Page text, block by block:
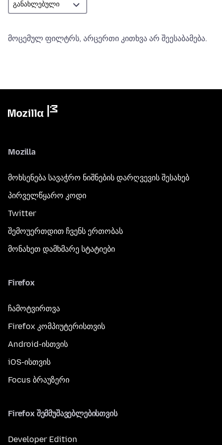
მოცემულ ფილტრს, არცერთი კითხვა არ შეესაბამება.
Mozilla
მოხსენება სავაჭრო ნიშნების დარღვევის შესახებ
პირველწყარო კოდი
Twitter
შემოუერთდით ჩვენს ერთობას
მონახეთ დამხმარე სტატიები
Firefox
ჩამოტვირთვა
Firefox კომპიუტერისთვის
Android-ისთვის
iOS-ისთვის
Focus ბრაუზერი
Firefox შემმუშავებლებისთვის
Developer Edition